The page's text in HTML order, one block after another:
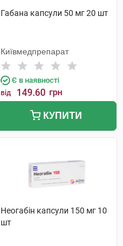
Габана капсули 50 мг 20 шт
Київмедпрепарат
Є в наявності
від 149.60 грн
КУПИТИ
Неогабін капсули 150 мг 10
шт